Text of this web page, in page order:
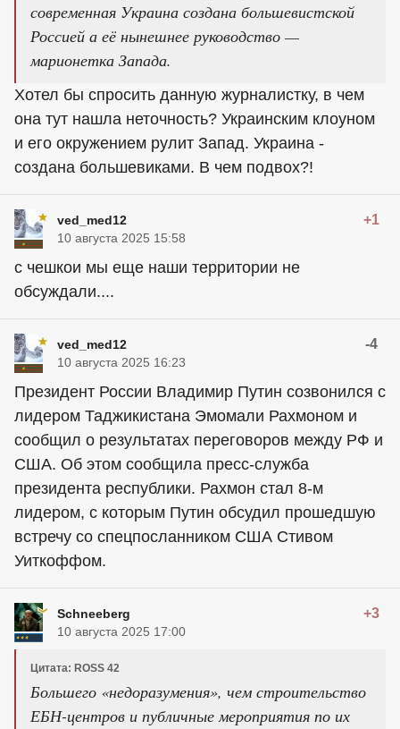
современная Украина создана большевистской
Россией а её нынешнее руководство —
марионетка Запада.
Хотел бы спросить данную журналистку, в чем
она тут нашла неточность? Украинским клоуном
и его окружением рулит Запад. Украина -
создана большевиками. В чем подвох?!
ved_med12 +1
10 августа 2025 15:58
с чешкои мы еще наши территории не
обсуждали....
ved_med12 -4
10 августа 2025 16:23
Президент России Владимир Путин созвонился с
лидером Таджикистана Эмомали Рахмоном и
сообщил о результатах переговоров между РФ и
США. Об этом сообщила пресс-служба
президента республики. Рахмон стал 8-м
лидером, с которым Путин обсудил прошедшую
встречу со спецпосланником США Стивом
Уиткоффом.
Schneeberg +3
10 августа 2025 17:00
Цитата: ROSS 42
Большего «недоразумения», чем строительство
ЕБН-центров и публичные мероприятия по их